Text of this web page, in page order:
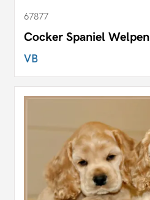
67877
Cocker Spaniel Welpen
VB